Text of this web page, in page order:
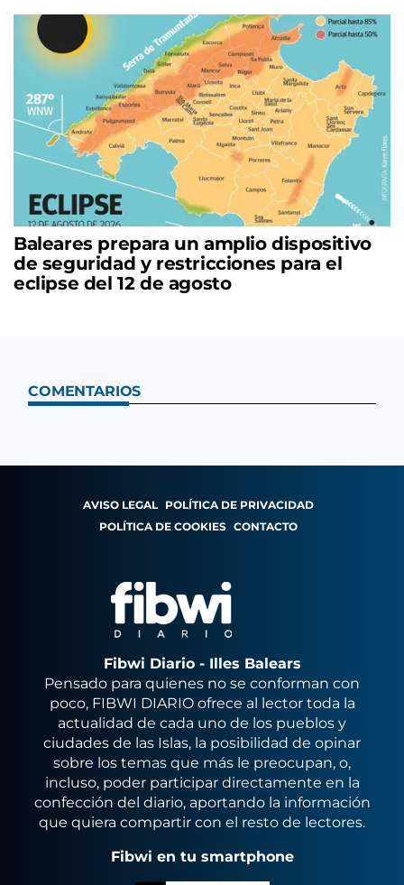
Baleares prepara un amplio dispositivo
de seguridad y restricciones para el
eclipse del 12 de agosto
COMENTARIOS
AVISO LEGAL POLÍTICA DE PRIVACIDAD
POLÍTICA DE COOKIES CONTACTO
Fibwi Diario - Illes Balears
Pensado para quienes no se conforman con
poco, FIBWI DIARIO ofrece al lector toda la
actualidad de cada uno de los pueblos y
ciudades de las Islas, la posibilidad de opinar
sobre los temas que más le preocupan, o,
incluso, poder participar directamente en la
confección del diario, aportando la información
que quiera compartir con el resto de lectores.
Fibwi en tu smartphone